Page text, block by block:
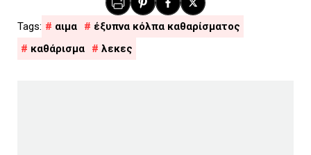
αιμα
έξυπνα κόλπα καθαρίσματος
καθάρισμα
λεκες